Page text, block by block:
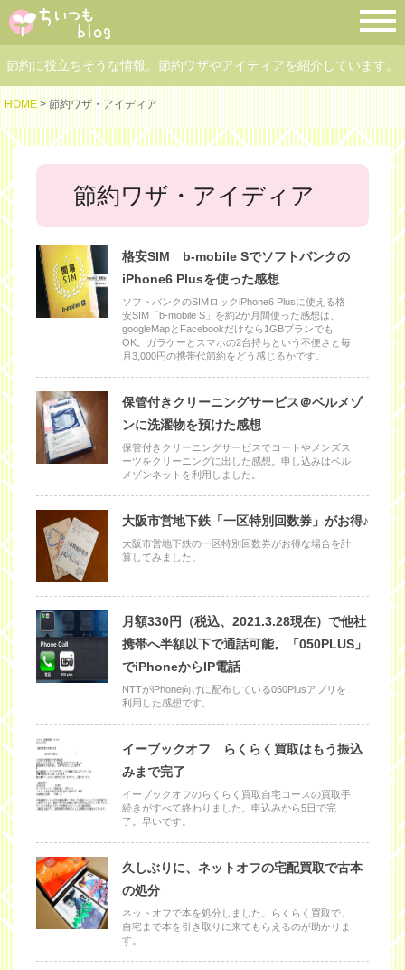
節約に役立ちそうな情報。節約ワザやアイディアを紹介しています。
HOME > 節約ワザ・アイディア
節約ワザ・アイディア
格安SIM b-mobile Sでソフトバンクの
iPhone6 Plusを使った感想
ソフトバンクのSIMロックiPhone6 Plusに使える格
安SIM「b-mobile S」を約2か月間使った感想は、
googleMapとFacebookだけなら1GBプランでも
OK。ガラケーとスマホの2台持ちという不便さと毎
月3,000円の携帯代節約をどう感じるかです。
保管付きクリーニングサービス＠ベルメゾ
ンに洗濯物を預けた感想
保管付きクリーニングサービスでコートやメンズス
ーツをクリーニングに出した感想。申し込みはベル
メゾンネットを利用しました。
大阪市営地下鉄「一区特別回数券」がお得♪
大阪市営地下鉄の一区特別回数券がお得な場合を計
算してみました。
月額330円（税込、2021.3.28現在）で他社
携帯へ半額以下で通話可能。「050PLUS」
でiPhoneからIP電話
NTTがiPhone向けに配布している050Plusアプリを
利用した感想です。
イーブックオフ らくらく買取はもう振込
みまで完了
イーブックオフのらくらく買取自宅コースの買取手
続きがすべて終わりました。申込みから5日で完
了。早いです。
久しぶりに、ネットオフの宅配買取で古本
の処分
ネットオフで本を処分しました。らくらく買取で、
自宅まで本を引き取りに来てもらえるのが助かりま
す。